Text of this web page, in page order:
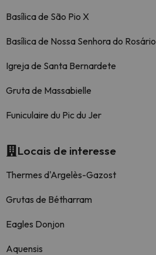
Basílica de São Pio X
Basílica de Nossa Senhora do Rosário
Igreja de Santa Bernardete
Gruta de Massabielle
Funiculaire du Pic du Jer
Locais de interesse
Thermes d'Argelès-Gazost
Grutas de Bétharram
Eagles Donjon
Aquensis